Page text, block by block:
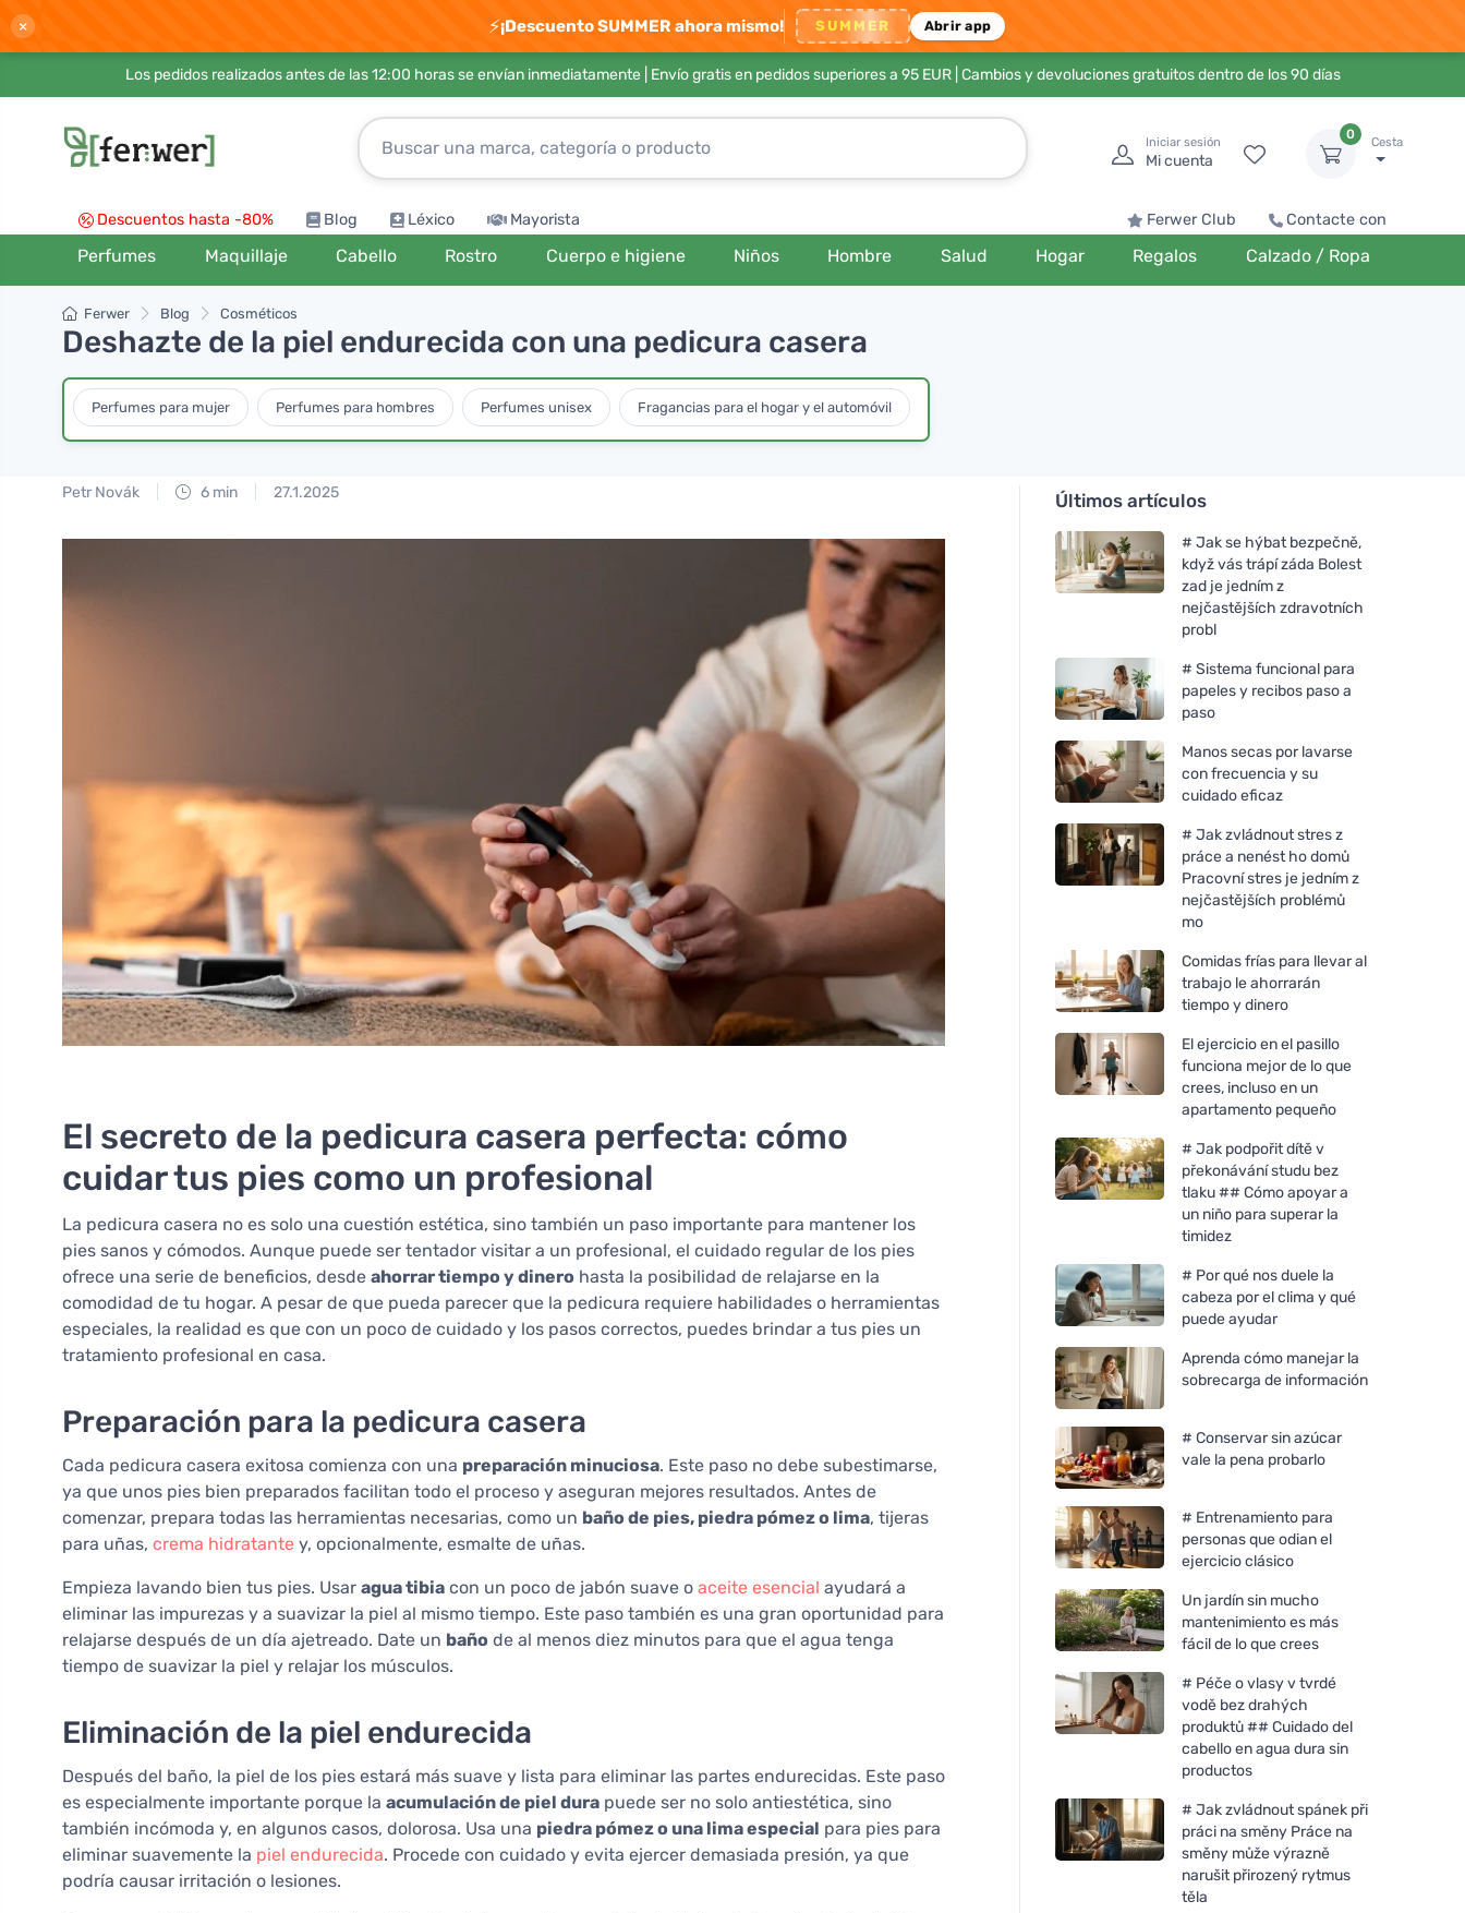
× ⚡¡Descuento SUMMER ahora mismo! SUMMER Abrir app
Los pedidos realizados antes de las 12:00 horas se envían inmediatamente | Envío gratis en pedidos superiores a 95 EUR| Cambios y devoluciones gratuitos dentro de los 90 días
Iniciar sesión
Mi cuenta
0
Cesta
Descuentos hasta -80% Blog Léxico Mayorista Ferwer Club Contacte con
Perfumes Maquillaje Cabello Rostro Cuerpo e higiene Niños Hombre Salud Hogar Regalos Calzado / Ropa
Ferwer Blog Cosméticos
Deshazte de la piel endurecida con una pedicura casera
Perfumes para mujer Perfumes para hombres Perfumes unisex Fragancias para el hogar y el automóvil
Petr Novák 6 min 27.1.2025
El secreto de la pedicura casera perfecta: cómo
cuidar tus pies como un profesional
La pedicura casera no es solo una cuestión estética, sino también un paso importante para mantener los
pies sanos y cómodos. Aunque puede ser tentador visitar a un profesional, el cuidado regular de los pies
ofrece una serie de beneficios, desde ahorrar tiempo y dinero hasta la posibilidad de relajarse en la
comodidad de tu hogar. A pesar de que pueda parecer que la pedicura requiere habilidades o herramientas
especiales, la realidad es que con un poco de cuidado y los pasos correctos, puedes brindar a tus pies un
tratamiento profesional en casa.
Preparación para la pedicura casera
Cada pedicura casera exitosa comienza con una preparación minuciosa. Este paso no debe subestimarse,
ya que unos pies bien preparados facilitan todo el proceso y aseguran mejores resultados. Antes de
comenzar, prepara todas las herramientas necesarias, como un baño de pies, piedra pómez o lima, tijeras
para uñas, crema hidratante y, opcionalmente, esmalte de uñas.
Empieza lavando bien tus pies. Usar agua tibia con un poco de jabón suave o aceite esencial ayudará a
eliminar las impurezas y a suavizar la piel al mismo tiempo. Este paso también es una gran oportunidad para
relajarse después de un día ajetreado. Date un baño de al menos diez minutos para que el agua tenga
tiempo de suavizar la piel y relajar los músculos.
Eliminación de la piel endurecida
Después del baño, la piel de los pies estará más suave y lista para eliminar las partes endurecidas. Este paso
es especialmente importante porque la acumulación de piel dura puede ser no solo antiestética, sino
también incómoda y, en algunos casos, dolorosa. Usa una piedra pómez o una lima especial para pies para
eliminar suavemente la piel endurecida. Procede con cuidado y evita ejercer demasiada presión, ya que
podría causar irritación o lesiones.
Últimos artículos
# Jak se hýbat bezpečně,
když vás trápí záda Bolest
zad je jedním z
nejčastějších zdravotních
probl
# Sistema funcional para
papeles y recibos paso a
paso
Manos secas por lavarse
con frecuencia y su
cuidado eficaz
# Jak zvládnout stres z
práce a nenést ho domů
Pracovní stres je jedním z
nejčastějších problémů
mo
Comidas frías para llevar al
trabajo le ahorrarán
tiempo y dinero
El ejercicio en el pasillo
funciona mejor de lo que
crees, incluso en un
apartamento pequeño
# Jak podpořit dítě v
překonávání studu bez
tlaku ## Cómo apoyar a
un niño para superar la
timidez
# Por qué nos duele la
cabeza por el clima y qué
puede ayudar
Aprenda cómo manejar la
sobrecarga de información
# Conservar sin azúcar
vale la pena probarlo
# Entrenamiento para
personas que odian el
ejercicio clásico
Un jardín sin mucho
mantenimiento es más
fácil de lo que crees
# Péče o vlasy v tvrdé
vodě bez drahých
produktů ## Cuidado del
cabello en agua dura sin
productos
# Jak zvládnout spánek při
práci na směny Práce na
směny může výrazně
narušit přirozený rytmus
těla